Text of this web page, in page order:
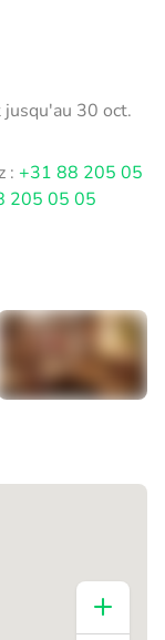
30 oct.
: +31 88 205 05
205 05 05